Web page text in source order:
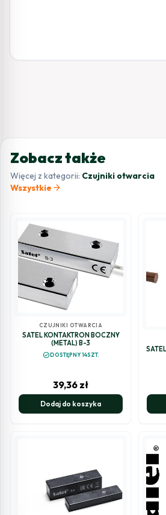
Zobacz także
Więcej z kategorii: Czujniki otwarcia
Wszystkie arrow_forward
CZUJNIKI OTWARCIA
SATEL KONTAKTRON BOCZNY
(METAL) B-3
check_circleDOSTĘPNY 14SZT.
39,36 zł
Dodaj do koszyka